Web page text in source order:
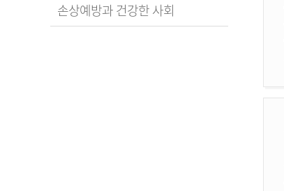
손상예방과 건강한 사회